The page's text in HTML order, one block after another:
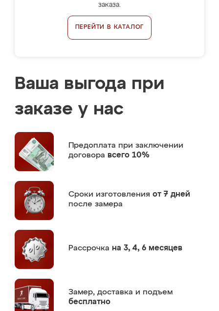
заказа.
ПЕРЕЙТИ В КАТАЛОГ
Ваша выгода при
заказе у нас
Предоплата при заключении
договора всего 10%
Сроки изготовления от 7 дней
после замера
Рассрочка на 3, 4, 6 месяцев
Замер, доставка и подъем
бесплатно